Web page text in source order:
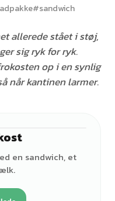
#sandwich
allerede stået i støj,
sig ryk for ryk.
op i en synlig
når kantinen larmer.
en sandwich, et